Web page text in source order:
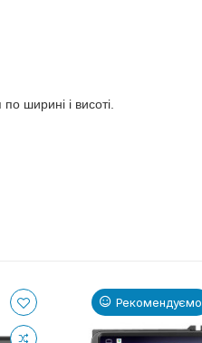
ширині і висоті.
Рекомендуємо